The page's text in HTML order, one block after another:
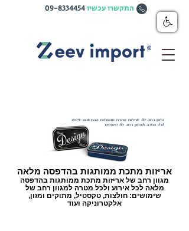
התקשרו עכשיו09-8334454
אריזות מתכת ממותגות בהדפסה מלאה
מגוון רחב של אריזות מתכת ממותגות בהדפסה
מלאה לכל אירוע ולכל מטרה למגוון רחב של
שימושים: חולצות, טקסטיל, מתוקים ומזון,
אלקטרוניקה ועוד